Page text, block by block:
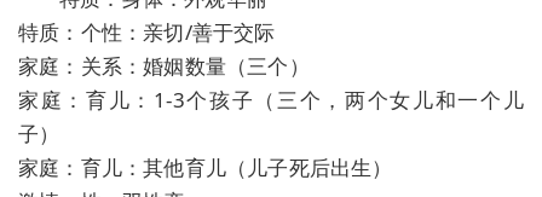
特质：个性：亲切/善于交际
家庭：关系：婚姻数量（三个）
家庭：育儿：1-3个孩子（三个，两个女儿和一个儿
子）
家庭：育儿：其他育儿（儿子死后出生）